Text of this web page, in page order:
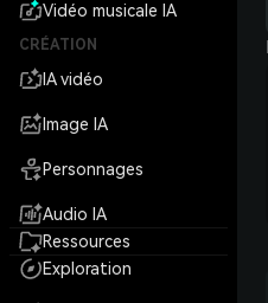
Vidéo musicale IA
CRÉATION
IA vidéo
Image IA
Personnages
Audio IA
Ressources
Exploration